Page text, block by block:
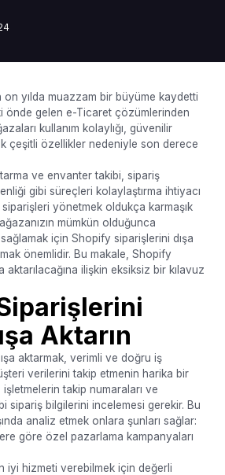
yılda muazzam bir büyüme kaydetti
önde gelen e-Ticaret çözümlerinden
kullanım kolaylığı, güvenilir
çeşitli özellikler nedeniyle son derece
ve envanter takibi, sipariş
gibi süreçleri kolaylaştırma ihtiyacı
yönetmek oldukça karmaşık
mümkün olduğunca
sağlamak için Shopify siparişlerini dışa
önemlidir. Bu makale, Shopify
aktarılacağına ilişkin eksiksiz bir kılavuz
Aktarın
aktarmak, verimli ve doğru iş
verilerini takip etmenin harika bir
takip numaraları ve
sipariş bilgilerini incelemesi gerekir. Bu
analiz etmek onlara şunları sağlar:
göre özel pazarlama kampanyaları
iyi hizmeti verebilmek için değerli